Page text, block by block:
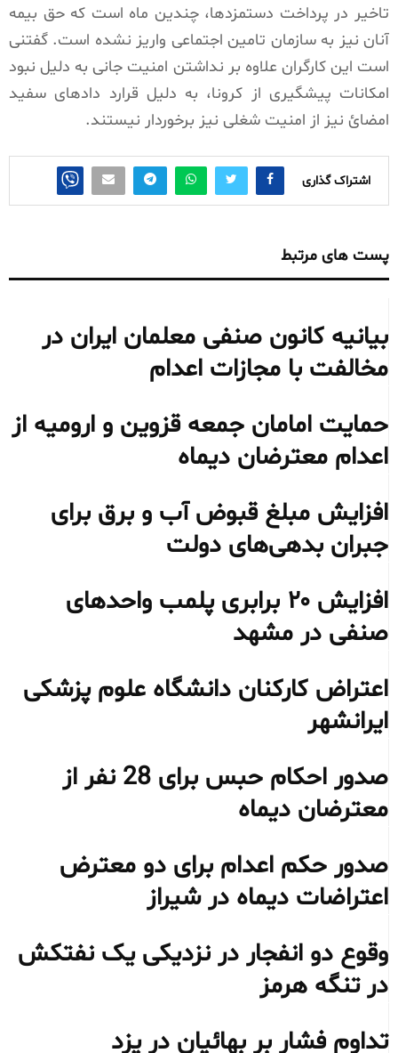
تاخیر در پرداخت دستمزدها، چندین ماه است که حق بیمه
آنان نیز به سازمان تامین اجتماعی واریز نشده است. گفتنی
است این کارگران علاوه بر نداشتن امنیت جانی به دلیل نبود
امکانات پیشگیری از کرونا، به دلیل قرارد دادهای سفید
امضائ نیز از امنیت شغلی نیز برخوردار نیستند.
اشتراک گذاری
پست های مرتبط
بیانیه کانون صنفی معلمان ایران در
مخالفت با مجازات اعدام
حمایت امامان جمعه قزوین و ارومیه از
اعدام معترضان دیماه
افزایش مبلغ قبوض آب و برق برای
جبران بدهی‌های دولت
افزایش ۲۰ برابری پلمب واحدهای
صنفی در مشهد
اعتراض کارکنان دانشگاه علوم پزشکی
ایرانشهر
صدور احکام حبس برای 28 نفر از
معترضان دیماه
صدور حکم اعدام برای دو معترض
اعتراضات دیماه در شیراز
وقوع دو انفجار در نزدیکی یک نفتکش
در تنگه هرمز
تداوم فشار بر بهائیان در یزد